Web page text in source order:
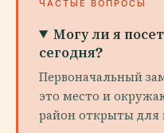
ЧАСТЫЕ ВОПРОСЫ
Могу ли я
сегодня?
Первоначальный
это место и
район открыты для